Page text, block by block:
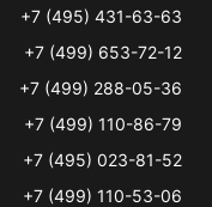
+7 (495) 431-63-63
+7 (499) 653-72-12
+7 (499) 288-05-36
+7 (499) 110-86-79
+7 (495) 023-81-52
+7 (499) 110-53-06